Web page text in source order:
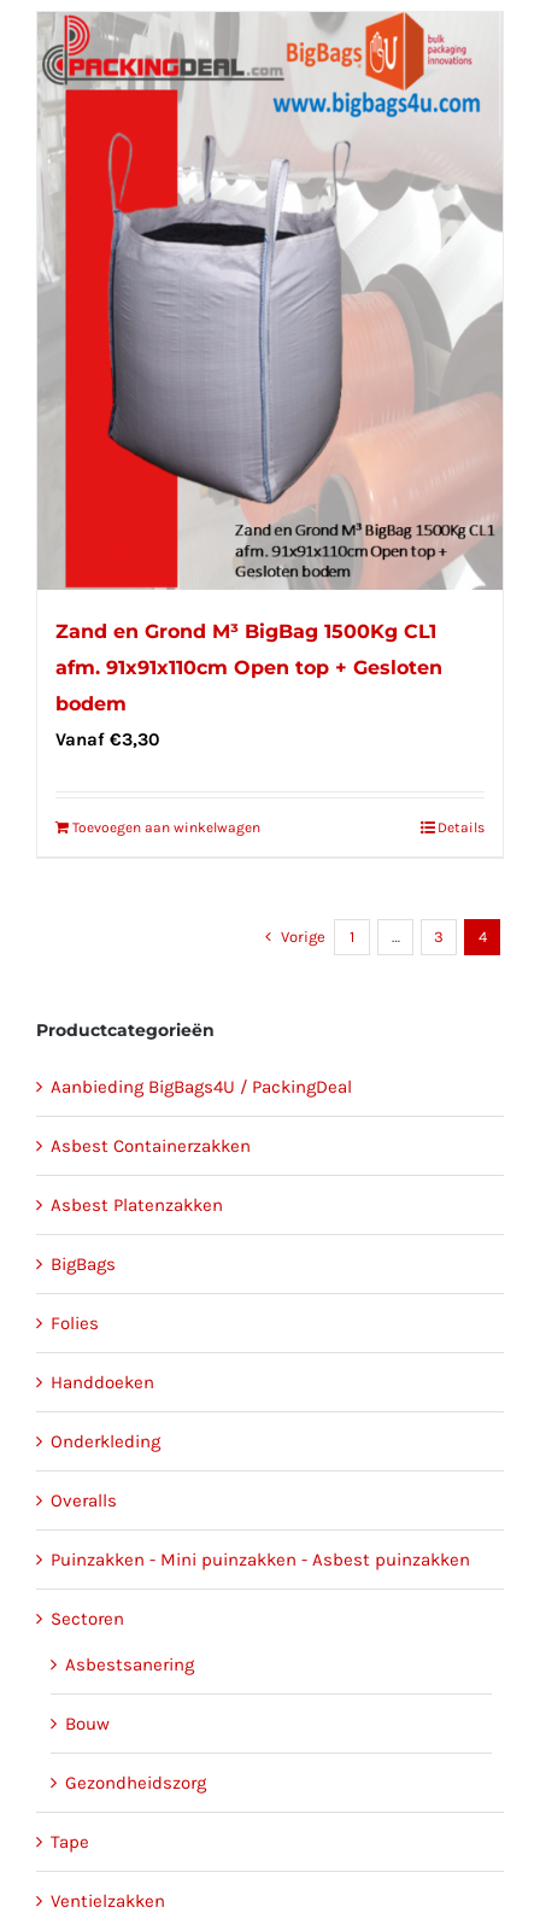
Zand en Grond M³ BigBag 1500Kg CL1
afm. 91x91x110cm Open top + Gesloten
bodem
Vanaf €3,30
Toevoegen aan winkelwagen Details
Vorige 1 … 3 4
Productcategorieën
Aanbieding BigBags4U / PackingDeal
Asbest Containerzakken
Asbest Platenzakken
BigBags
Folies
Handdoeken
Onderkleding
Overalls
Puinzakken - Mini puinzakken - Asbest puinzakken
Sectoren
Asbestsanering
Bouw
Gezondheidszorg
Tape
Ventielzakken